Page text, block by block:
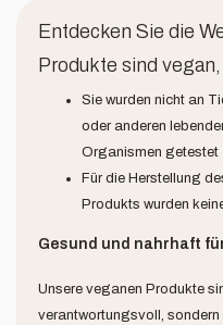
Entdecken Sie die
Produkte sind
Sie wurden nicht an
oder anderen
Organismen getestet
Für die Herstellung
Produkts wurden
Gesund und nahrhaft
Unsere veganen Produkte
verantwortungsvoll,